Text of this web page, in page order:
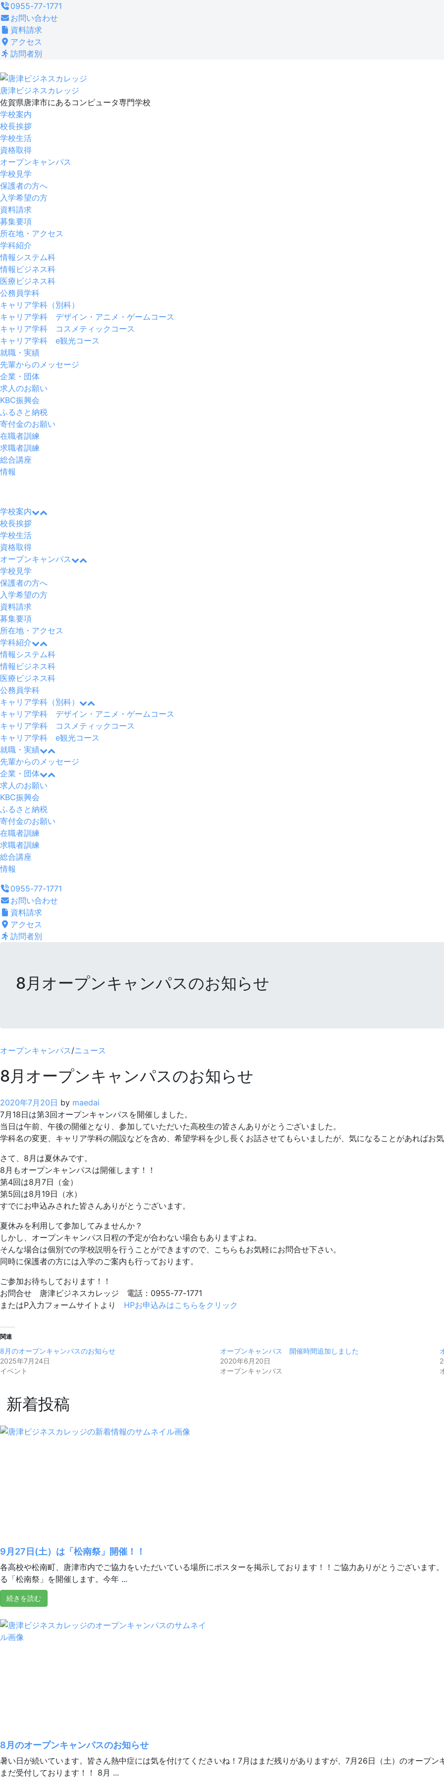
コ
ン
テ
ン
ツ
ス
キ
ッ
プ
0955-77-1771
お問い合わせ
資料請求
アクセス
訪問者別
唐津ビジネスカレッジ
佐賀県唐津市にあるコンピュータ専門学校
学校案内
校長挨拶
学校生活
資格取得
オープンキャンパス
学校見学
保護者の方へ
入学希望の方
資料請求
募集要項
所在地・アクセス
学科紹介
情報システム科
情報ビジネス科
医療ビジネス科
公務員学科
キャリア学科（別科）
キャリア学科 デザイン・アニメ・ゲームコース
キャリア学科 コスメティックコース
キャリア学科 e観光コース
就職・実績
先輩からのメッセージ
企業・団体
求人のお願い
KBC振興会
ふるさと納税
寄付金のお願い
在職者訓練
求職者訓練
総合講座
情報
ュ
ー
学校案内
校長挨拶
学校生活
資格取得
オープンキャンパス
学校見学
保護者の方へ
入学希望の方
資料請求
募集要項
所在地・アクセス
学科紹介
情報システム科
情報ビジネス科
医療ビジネス科
公務員学科
キャリア学科（別科）
キャリア学科 デザイン・アニメ・ゲームコース
キャリア学科 コスメティックコース
キャリア学科 e観光コース
就職・実績
先輩からのメッセージ
企業・団体
求人のお願い
KBC振興会
ふるさと納税
寄付金のお願い
在職者訓練
求職者訓練
総合講座
情報
0955-77-1771
お問い合わせ
資料請求
アクセス
訪問者別
8月オープンキャンパスのお知らせ
オープンキャンパス/ニュース
8月オープンキャンパスのお知らせ
2020年7月20日 by maedai
7月18日は第3回オープンキャンパスを開催しました。
当日は午前、午後の開催となり、参加していただいた高校生の皆さんありがとうございました。
学科名の変更、キャリア学科の開設などを含め、希望学科を少し長くお話させてもらいましたが、気になることがあればお気
さて、8月は夏休みです。
8月もオープンキャンパスは開催します！！
第4回は8月7日（金）
第5回は8月19日（水）
すでにお申込みされた皆さんありがとうございます。
夏休みを利用して参加してみませんか？
しかし、オープンキャンパス日程の予定が合わない場合もありますよね。
そんな場合は個別での学校説明を行うことができますので、こちらもお気軽にお問合せ下さい。
同時に保護者の方には入学のご案内も行っております。
ご参加お待ちしております！！
お問合せ 唐津ビジネスカレッジ 電話：0955-77-1771
またはP入力フォームサイトより HPお申込みはこちらをクリック
関連
8月のオープンキャンパスのお知らせ
2025年7月24日
イベント
オープンキャンパス 開催時間追加しました
2020年6月20日
オープンキャンパス
新着投稿
9月27日(土）は「松南祭」開催！！
各高校や松南町、唐津市内でご協力をいただいている場所にポスターを掲示しております！！ご協力ありがとうございます
る「松南祭」を開催します。今年 ...
続きを読む
8月のオープンキャンパスのお知らせ
暑い日が続いています。皆さん熱中症には気を付けてくださいね！7月はまだ残りがありますが、7月26日（土）のオープ
まだ受付しております！！ 8月 ...